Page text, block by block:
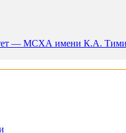
— МСХА имени К.А.